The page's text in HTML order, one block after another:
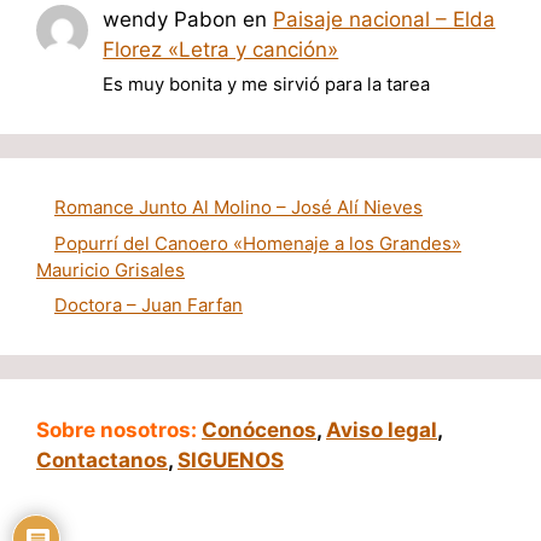
wendy Pabon en Paisaje nacional – Elda
Florez «Letra y canción»
Es muy bonita y me sirvió para la tarea
Romance Junto Al Molino – José Alí Nieves
Popurrí del Canoero «Homenaje a los Grandes»
Mauricio Grisales
Doctora – Juan Farfan
Sobre nosotros: Conócenos, Aviso legal,
Contactanos, SIGUENOS